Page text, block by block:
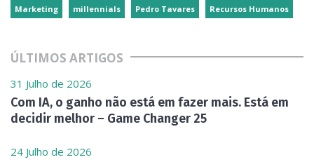
Marketing millennials Pedro Tavares Recursos Humanos
ÚLTIMOS ARTIGOS
31 Julho de 2026
Com IA, o ganho não está em fazer mais. Está em
decidir melhor – Game Changer 25
24 Julho de 2026